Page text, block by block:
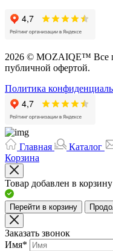
2026 © MOZAIQE™ Все
публичной офертой.
Политика
Главная Каталог
Корзина
Товар добавлен в корзину
Перейти в корзину
Заказать звонок
Имя*